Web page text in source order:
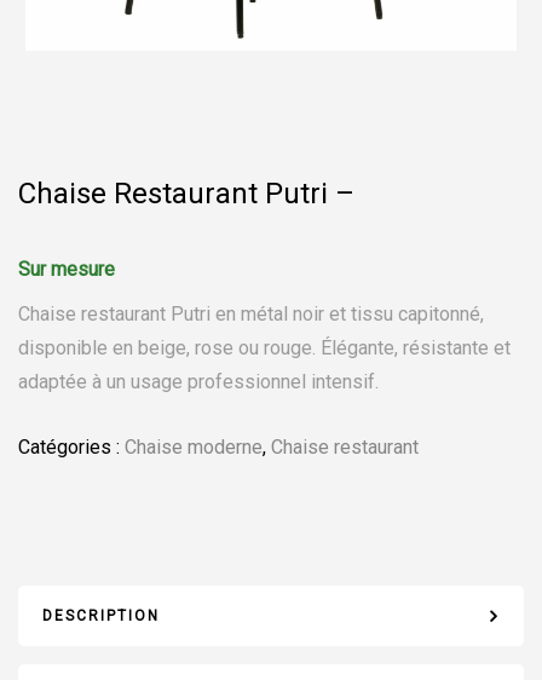
Chaise Restaurant Putri –
Chaise restaurant Putri en métal noir et tissu capitonné,
disponible en beige, rose ou rouge. Élégante, résistante et
adaptée à un usage professionnel intensif.
Catégories : Chaise moderne, Chaise restaurant
DESCRIPTION